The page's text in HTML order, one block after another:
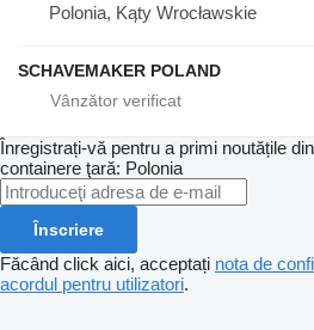
Polonia, Kąty Wrocławskie
SCHAVEMAKER POLAND
Înregistrați-vă pentru a primi noutățile
containere ţară: Polonia
Înscriere
Făcând click aici, acceptați nota de
acordul pentru utilizatori.